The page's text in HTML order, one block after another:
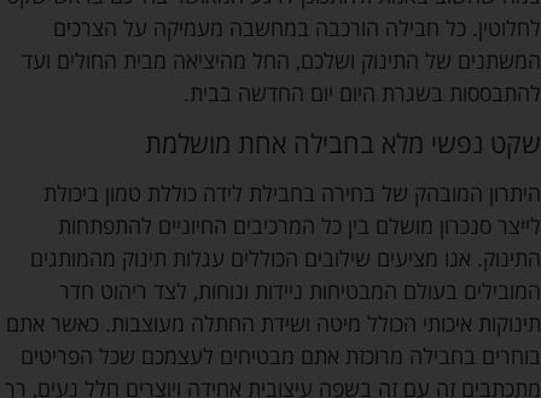
לחלוטין. כל חבילה הורכבה במחשבה מעמיקה על הצרכים
המשתנים של התינוק ושלכם, החל מהיציאה מבית החולים ועד
להתבססות בשגרת היום יום החדשה בבית.
שקט נפשי מלא בחבילה אחת מושלמת
היתרון המובהק של בחירה בחבילת לידה כוללת טמון ביכולת
לייצר סנכרון מושלם בין כל המרכיבים החיוניים להתפתחות
התינוק. אנו מציעים שילובים הכוללים עגלות תינוק מהמותגים
המובילים בעולם המבטיחות ניידות ונוחות, לצד ריהוט חדר
תינוקות איכותי הכולל מיטה ושידת החתלה מעוצבות. כאשר אתם
בוחרים בחבילה מרוכזת אתם מבטיחים לעצמכם שכל הפריטים
מתכתבים זה עם זה בשפה עיצובית אחידה ויוצרים חלל נעים, רך